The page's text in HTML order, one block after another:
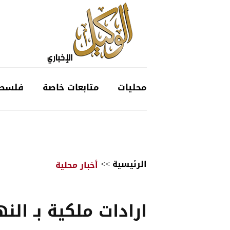
محليات متابعات خاصة
الرئيسية>>أخبار محلية
ارادات ملكية بـ